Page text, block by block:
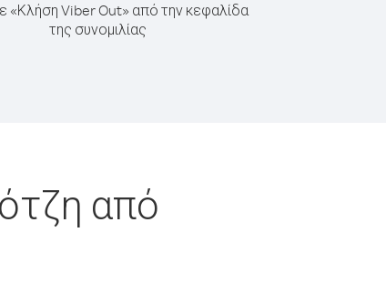
«Κλήση Viber Out» από την κεφαλίδα
της συνομιλίας
από